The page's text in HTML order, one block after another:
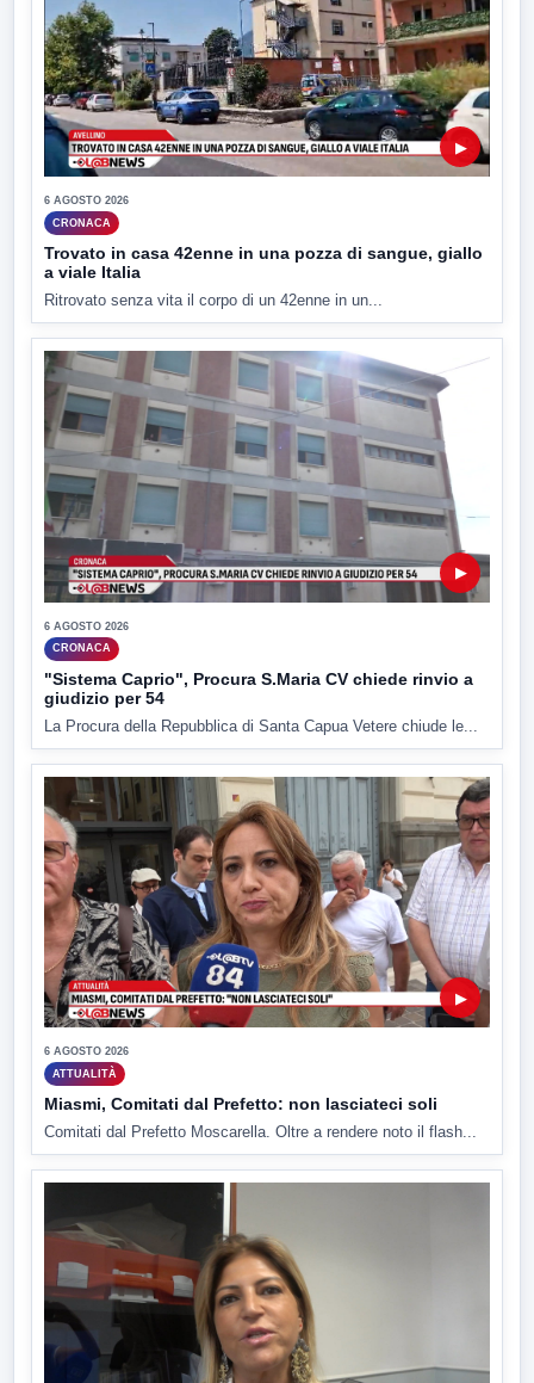
▶
6 AGOSTO 2026
CRONACA
Trovato in casa 42enne in una pozza di sangue, giallo
a viale Italia
Ritrovato senza vita il corpo di un 42enne in un...
▶
6 AGOSTO 2026
CRONACA
"Sistema Caprio", Procura S.Maria CV chiede rinvio a
giudizio per 54
La Procura della Repubblica di Santa Capua Vetere chiude le...
▶
6 AGOSTO 2026
ATTUALITÀ
Miasmi, Comitati dal Prefetto: non lasciateci soli
Comitati dal Prefetto Moscarella. Oltre a rendere noto il flash...